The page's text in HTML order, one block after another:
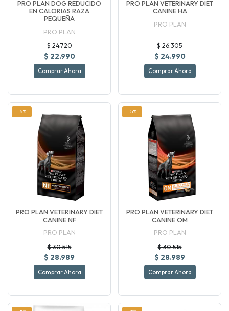
PRO PLAN DOG REDUCIDO
EN CALORIAS RAZA
PEQUEÑA
PRO PLAN
$ 24.720
$ 22.990
Comprar Ahora
PRO PLAN VETERINARY DIET
CANINE HA
PRO PLAN
$ 26.305
$ 24.990
Comprar Ahora
-5%
PRO PLAN VETERINARY DIET
CANINE NF
PRO PLAN
$ 30.515
$ 28.989
Comprar Ahora
-5%
PRO PLAN VETERINARY DIET
CANINE OM
PRO PLAN
$ 30.515
$ 28.989
Comprar Ahora